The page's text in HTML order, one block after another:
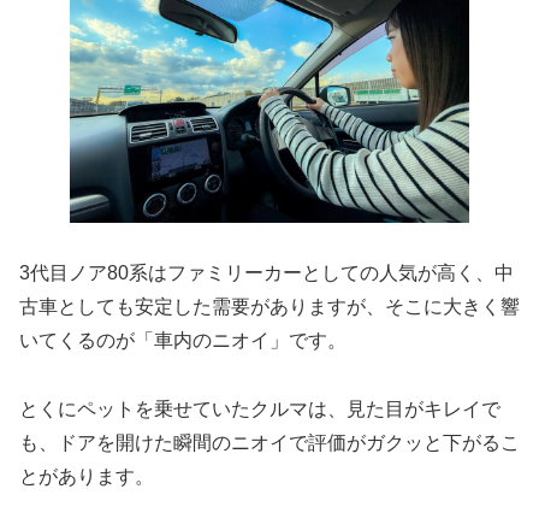
3代目ノア80系はファミリーカーとしての人気が高く、中
古車としても安定した需要がありますが、そこに大きく響
いてくるのが「車内のニオイ」です。
とくにペットを乗せていたクルマは、見た目がキレイで
も、ドアを開けた瞬間のニオイで評価がガクッと下がるこ
とがあります。